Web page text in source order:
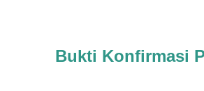
Bukti Konfirmasi